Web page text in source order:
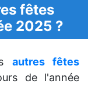
fêtes
2025 ?
autres fêtes
de l'année